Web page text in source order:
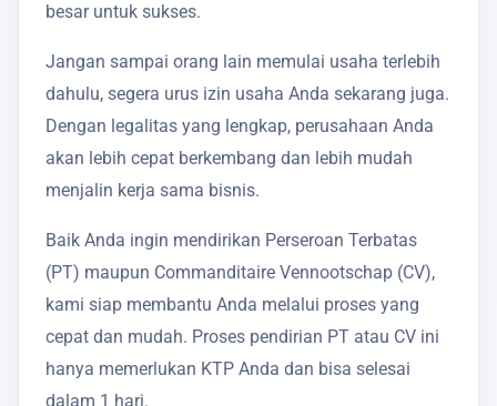
besar untuk sukses.
Jangan sampai orang lain memulai usaha terlebih
dahulu, segera urus izin usaha Anda sekarang juga.
Dengan legalitas yang lengkap, perusahaan Anda
akan lebih cepat berkembang dan lebih mudah
menjalin kerja sama bisnis.
Baik Anda ingin mendirikan Perseroan Terbatas
(PT) maupun Commanditaire Vennootschap (CV),
kami siap membantu Anda melalui proses yang
cepat dan mudah. Proses pendirian PT atau CV ini
hanya memerlukan KTP Anda dan bisa selesai
dalam 1 hari.